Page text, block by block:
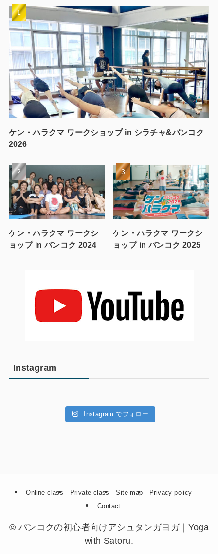
ケン・ハラクマ ワークショップ in シラチャ&バンコク
2026
ケン・ハラクマ ワークシ
ョップ in バンコク 2024
ケン・ハラクマ ワークシ
ョップ in バンコク 2025
Instagram
Instagram でフォロー
Online class Private class Site map
Privacy policy
Contact
© バンコクの初心者向けアシュタンガヨガ｜Yoga
with Satoru.